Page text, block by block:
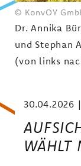
© KonvOY
Dr. Annika
und Stephan
(von links
30.04.2026
WÄHLT